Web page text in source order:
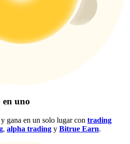
uno
gana en un solo lugar con trading
, alpha trading y Bitrue Earn.